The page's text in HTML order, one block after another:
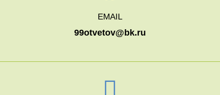
EMAIL
99otvetov@bk.ru